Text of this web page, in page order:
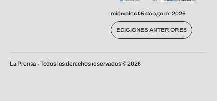
miércoles 05 de ago de 2026
EDICIONES ANTERIORES
La Prensa - Todos los derechos reservados ©2026